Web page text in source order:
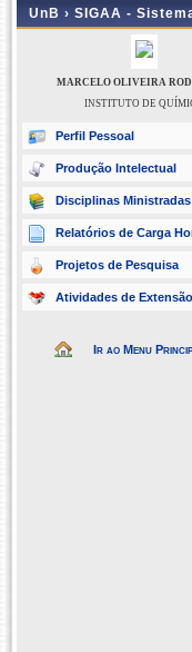
UnB › SIGAA -
MARCELO OLIVEIRA
INSTITUTO DE
Perfil Pessoal
Produção Intelectual
Disciplinas Ministradas
Relatórios de Carga
Projetos de Pesquisa
Atividades de Extensão
Ir ao Menu